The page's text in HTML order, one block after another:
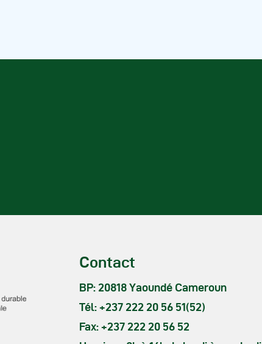
Contact
BP: 20818 Yaoundé Cameroun
Tél: +237 222 20 56 51(52)
Fax: +237 222 20 56 52